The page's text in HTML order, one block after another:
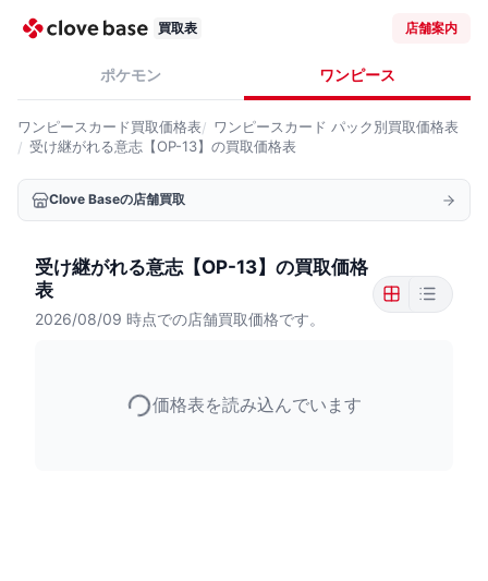
買取表 店舗案内
ポケモン ワンピース
ワンピースカード買取価格表 ワンピースカード パック別買取価格表
受け継がれる意志【OP-13】の買取価格表
Clove Baseの店舗買取
受け継がれる意志【OP-13】の買取価格
表
2026/08/09 時点での店舗買取価格です。
価格表を読み込んでいます